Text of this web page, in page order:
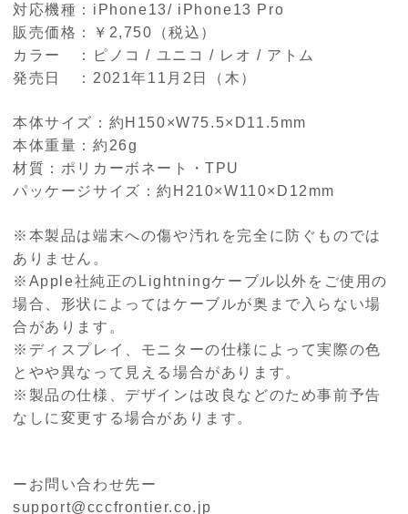
対応機種：iPhone13/ iPhone13 Pro
販売価格：￥2,750（税込）
カラー ：ピノコ / ユニコ / レオ / アトム
発売日 ：2021年11月2日（木）
本体サイズ：約H150×W75.5×D11.5mm
本体重量：約26g
材質：ポリカーボネート・TPU
パッケージサイズ：約H210×W110×D12mm
※本製品は端末への傷や汚れを完全に防ぐものでは
ありません。
※Apple社純正のLightningケーブル以外をご使用の
場合、形状によってはケーブルが奥まで入らない場
合があります。
※ディスプレイ、モニターの仕様によって実際の色
とやや異なって見える場合があります。
※製品の仕様、デザインは改良などのため事前予告
なしに変更する場合があります。
ーお問い合わせ先ー
support@cccfrontier.co.jp